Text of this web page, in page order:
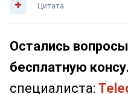
Цитата
Остались
бесплатную
специалиста: